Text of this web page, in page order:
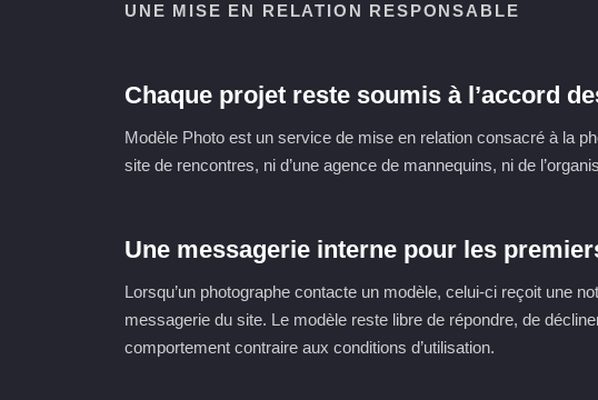
UNE MISE EN RELATION RESPONSABLE
Chaque projet reste soumis à l’accord
Modèle Photo est un service de mise en relation consacré à la
site de rencontres, ni d’une agence de mannequins, ni de
Une messagerie interne pour les
Lorsqu’un photographe contacte un modèle, celui-ci reçoit une
messagerie du site. Le modèle reste libre de répondre, de
comportement contraire aux conditions d’utilisation.